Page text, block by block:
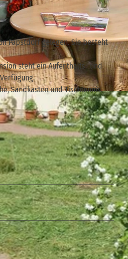
Schmidt | CC-BY-SA
Papstdorf gelegen. Sie besteht
steht ein Aufenthalts- und
Sandkasten und Tischtennis.